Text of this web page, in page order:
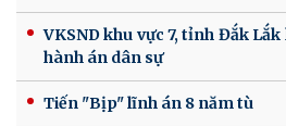
VKSND khu vực 7, tỉnh Đắk
hành án dân sự
Tiến "Bịp" lĩnh án 8 năm tù